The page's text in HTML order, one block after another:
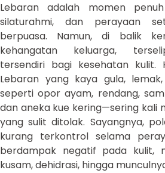
Lebaran adalah momen
silaturahmi, dan perayaan
berpuasa. Namun, di balik
kehangatan keluarga,
tersendiri bagi kesehatan kulit.
Lebaran yang kaya gula,
seperti opor ayam, rendang,
dan aneka kue kering—sering kali
yang sulit ditolak. Sayangnya,
kurang terkontrol selama
berdampak negatif pada kulit,
kusam, dehidrasi, hingga